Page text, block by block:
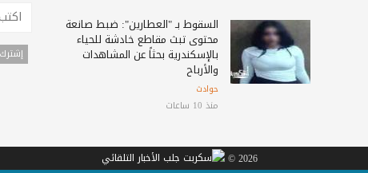
السقوط بـ "العطارين": ضبط صانعة
محتوى تبث مقاطع خادشة للحياء
بالإسكندرية بحثاً عن المشاهدات
والأرباح
حوادث
منذ 10 ساعات
2026 ©